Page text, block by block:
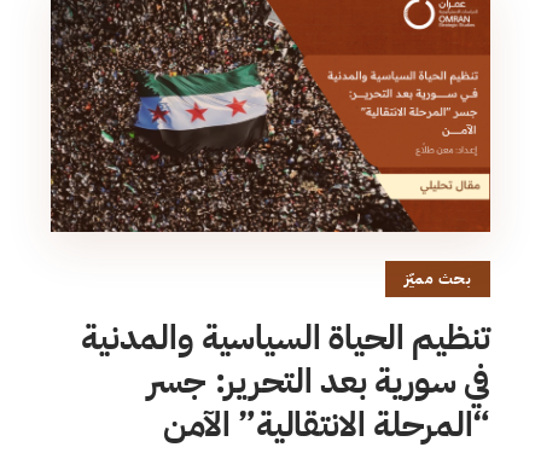
بحث مميّز
تنظيم الحياة السياسية والمدنية
في سورية بعد التحرير: جسر
“المرحلة الانتقالية” الآمن